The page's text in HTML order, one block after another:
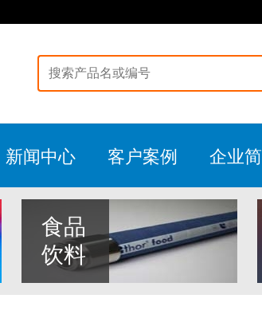
新闻中心 客户案例 企业
食品
饮料